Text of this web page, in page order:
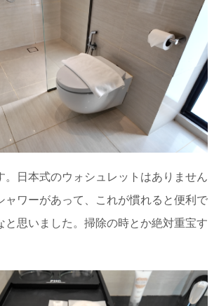
。日本式のウォシュレットはありません
ャワーがあって、これが慣れると便利で
と思いました。掃除の時とか絶対重宝す